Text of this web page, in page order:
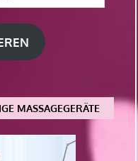
MASSAGEGERÄTE